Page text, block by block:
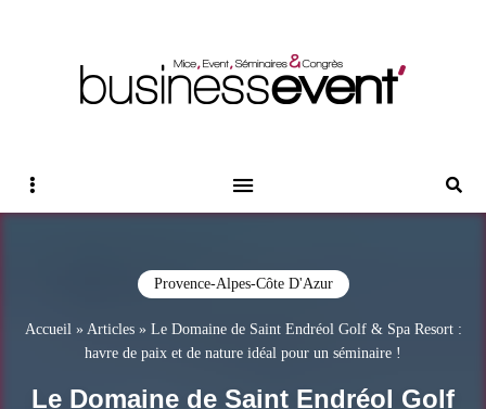
Sidebar
Provence-Alpes-Côte D'Azur
Accueil» Articles» Le Domaine de Saint Endréol Golf & Spa Resort :
havre de paix et de nature idéal pour un séminaire !
Le Domaine de Saint Endréol Golf